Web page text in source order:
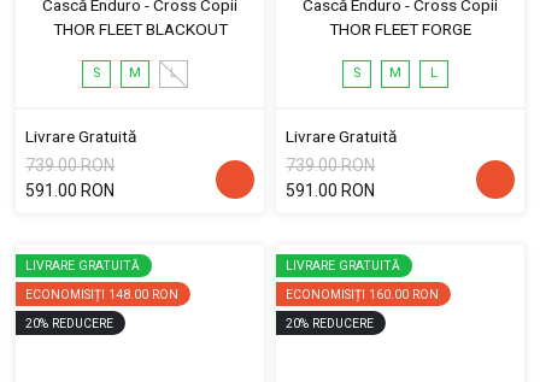
Cască Enduro - Cross Copii
THOR FLEET BLACKOUT
S M L
Livrare Gratuită
739.00 RON
591.00 RON
Cască Enduro - Cross Copii
THOR FLEET FORGE
S M L
Livrare Gratuită
739.00 RON
591.00 RON
LIVRARE GRATUITĂ
ECONOMISIȚI 148.00 RON
20% REDUCERE
LIVRARE GRATUITĂ
ECONOMISIȚI 160.00 RON
20% REDUCERE